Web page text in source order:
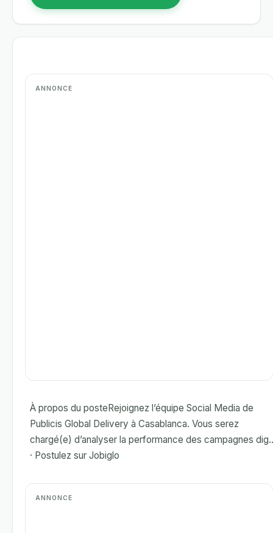
À propos du posteRejoignez l’équipe Social Media de
Publicis Global Delivery à Casablanca. Vous serez
chargé(e) d’analyser la performance des campagnes
· Postulez sur Jobiglo